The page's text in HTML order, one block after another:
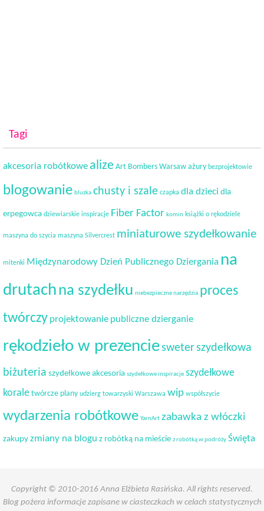
Tagi
akcesoria robótkowe alize Art Bombers Warsaw ażury bezprojektowie
blogowanie bluzka chusty i szale czapka dla dzieci dla
erpegowca dziewiarskie inspiracje Fiber Factor komin książki o rękodziele
maszyna do szycia maszyna Silvercrest miniaturowe szydełkowanie
mitenki Międzynarodowy Dzień Publicznego Dziergania na
drutachna szydełku niebezpieczne narzędzia proces
twórczy projektowanie publiczne dzierganie
rękodzieło w prezenciesweterszydełkowa
biżuteria szydełkowe akcesoria szydełkowe inspiracje szydełkowe
korale twórcze plany udzierg towarzyski Warszawa wip współszycie
wydarzenia robótkowe YarnArt zabawka z włóczki
zakupy zmiany na blogu z robótką na mieście z robótką w podróży Święta
Copyright © 2010-2016 Anna Elżbieta Rasińska. All rights reserved.
Blog pożera informacje zapisane w ciasteczkach w celach statystycznych